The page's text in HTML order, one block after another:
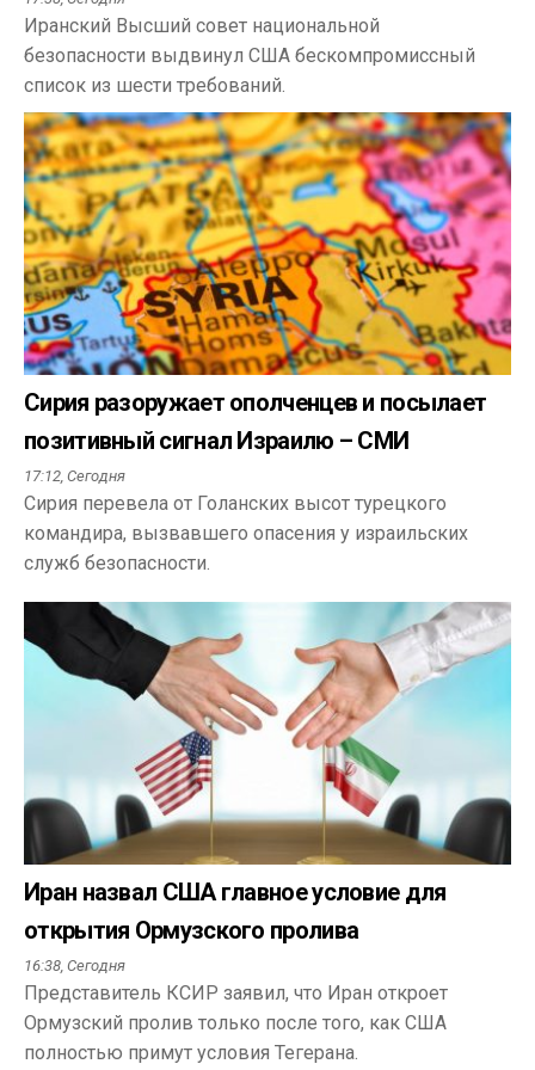
Иранский Высший совет национальной
безопасности выдвинул США бескомпромиссный
список из шести требований.
Сирия разоружает ополченцев и посылает
позитивный сигнал Израилю – СМИ
17:12, Сегодня
Сирия перевела от Голанских высот турецкого
командира, вызвавшего опасения у израильских
служб безопасности.
Иран назвал США главное условие для
открытия Ормузского пролива
16:38, Сегодня
Представитель КСИР заявил, что Иран откроет
Ормузский пролив только после того, как США
полностью примут условия Тегерана.